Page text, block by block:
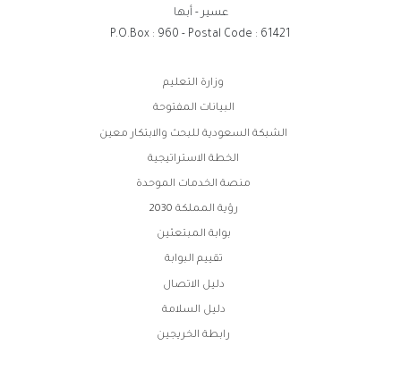
عسير - أبها
P.O.Box : 960 - Postal Code : 61421
وزارة التعليم
البيانات المفتوحة
الشبكة السعودية للبحث والابتكار معين
الخطة الاستراتيجية
منصة الخدمات الموحدة
رؤية المملكة 2030
بوابة المبتعثين
تقييم البوابة
دليل الاتصال
دليل السلامة
رابطة الخريجين